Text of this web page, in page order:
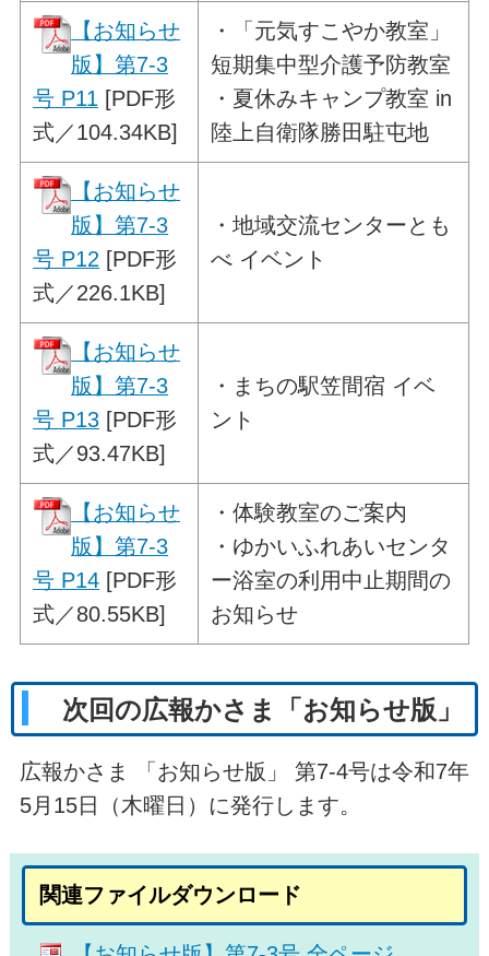
【お知らせ
版】第7-3
号 P11 [PDF形
式／104.34KB]
・
「元気すこやか教室」
短期集中型介護予防教室
・夏休みキャンプ教室 in
陸上自衛隊勝田駐屯地
【お知らせ
版】第7-3
号 P12 [PDF形
式／226.1KB]
・地域交流センターとも
べ イベント
【お知らせ
版】第7-3
号 P13 [PDF形
式／93.47KB]
・ まちの駅笠間宿 イベ
ント
【お知らせ
版】第7-3
号 P14 [PDF形
式／80.55KB]
・体験教室のご案内
・ゆかいふれあいセンタ
ー浴室の利用中止期間の
お知らせ
次回の広報かさま「お知らせ版」
広報かさま 「お知らせ版」 第7-4号は令和7年
5月15日（木曜日）に発行します。
関連ファイルダウンロード